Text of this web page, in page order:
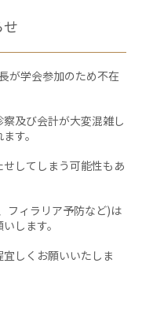
が学会参加のため不在
及び会計が大変混雑し
す。
してしまう可能性もあ
フィラリア予防など)は
します。
しくお願いいたしま